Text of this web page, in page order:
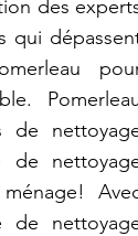
des
qui
de
de
de